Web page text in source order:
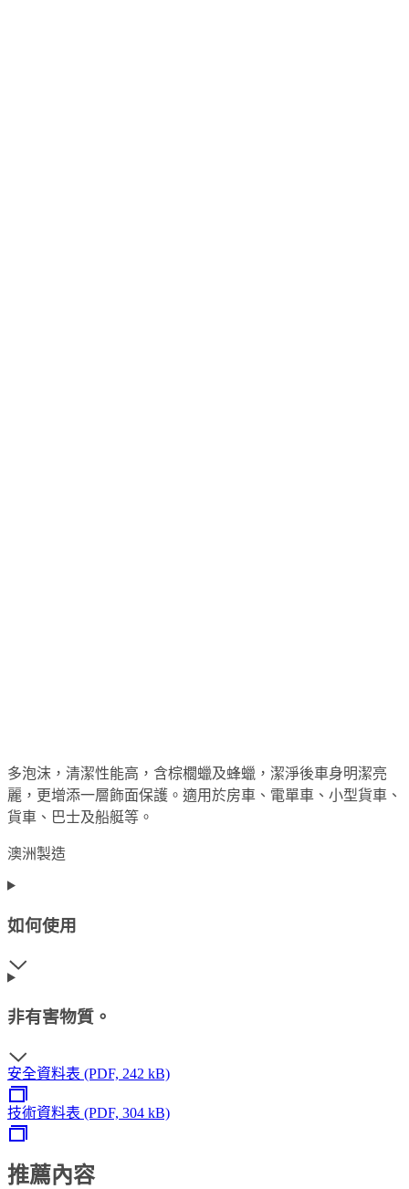
多泡沫，清潔性能高，含棕櫚蠟及蜂蠟，潔淨後車身明潔亮
麗，更增添一層飾面保護。適用於房車、電單車、小型貨車、
貨車、巴士及船艇等。
澳洲製造
如何使用
非有害物質。
安全資料表 (PDF, 242 kB)
技術資料表 (PDF, 304 kB)
推薦內容